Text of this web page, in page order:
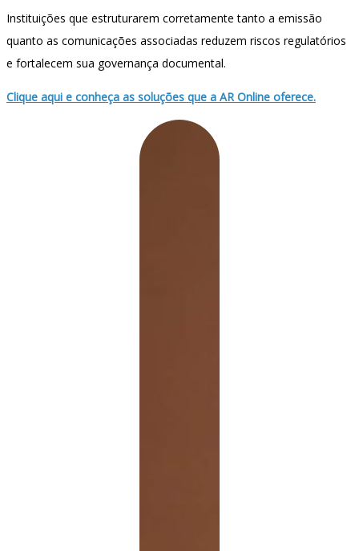
Instituições que estruturarem corretamente tanto a emissão
quanto as comunicações associadas reduzem riscos regulatórios
e fortalecem sua governança documental.
Clique aqui e conheça as soluções que a AR Online oferece.